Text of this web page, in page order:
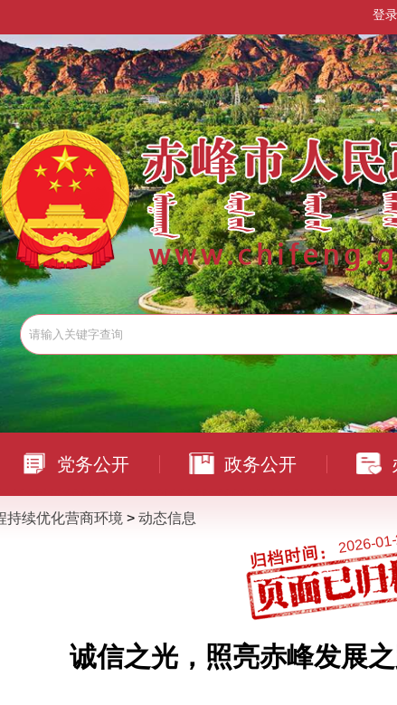
登
党务公开 政务公开
2026-
持续优化营商环境 > 动态信息
诚信之光，照亮赤峰发展